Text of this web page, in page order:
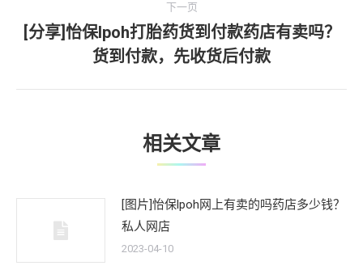
下一页
下
一
文
[分享]怡保lpoh打胎药货到付款药店有卖吗？
货到付款，先收货后付款
相关文章
[图片]怡保lpoh网上有卖的吗药店多少钱？
私人网店
2023-04-10